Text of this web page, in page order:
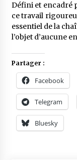
Défini et encadré
ce travail
essentiel de la
l’objet d’aucune
Partager :
Facebook
Telegram
Bluesky